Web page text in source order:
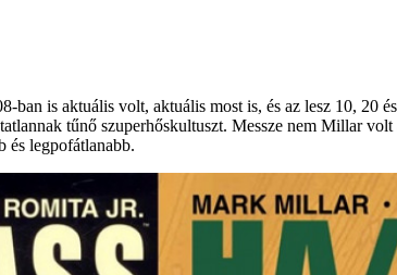
is aktuális volt, aktuális most is, és az lesz 10, 20
tűnő szuperhőskultuszt. Messze nem Millar
és legpofátlanabb.